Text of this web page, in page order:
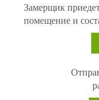
Замерщик
помещение и